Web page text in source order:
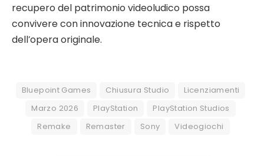
recupero del patrimonio videoludico possa
convivere con innovazione tecnica e rispetto
dell’opera originale.
Bluepoint Games Chiusura Studio
Licenziamenti
Marzo 2026
PlayStation
PlayStation Studios
Remake
Remaster Sony Videogiochi